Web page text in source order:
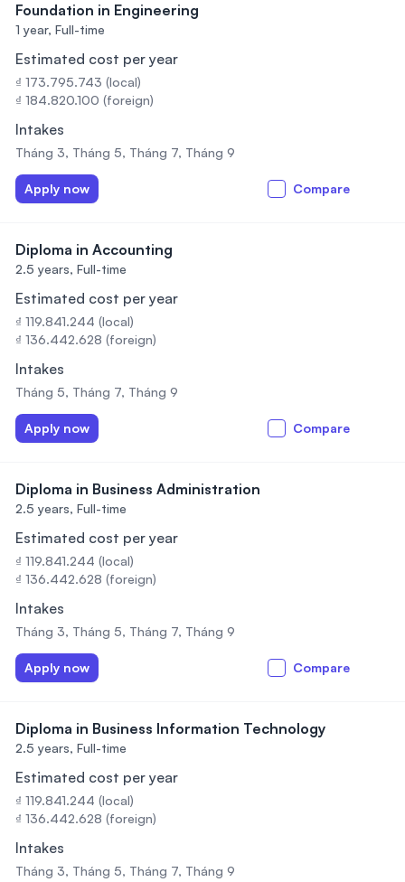
Foundation in Engineering
1 year, Full-time
Estimated cost per year
₫ 173.795.743 (local)
₫ 184.820.100 (foreign)
Intakes
Tháng 3, Tháng 5, Tháng 7, Tháng 9
Apply now Compare
Diploma in Accounting
2.5 years, Full-time
Estimated cost per year
₫ 119.841.244 (local)
₫ 136.442.628 (foreign)
Intakes
Tháng 5, Tháng 7, Tháng 9
Apply now Compare
Diploma in Business Administration
2.5 years, Full-time
Estimated cost per year
₫ 119.841.244 (local)
₫ 136.442.628 (foreign)
Intakes
Tháng 3, Tháng 5, Tháng 7, Tháng 9
Apply now Compare
Diploma in Business Information Technology
2.5 years, Full-time
Estimated cost per year
₫ 119.841.244 (local)
₫ 136.442.628 (foreign)
Intakes
Tháng 3, Tháng 5, Tháng 7, Tháng 9